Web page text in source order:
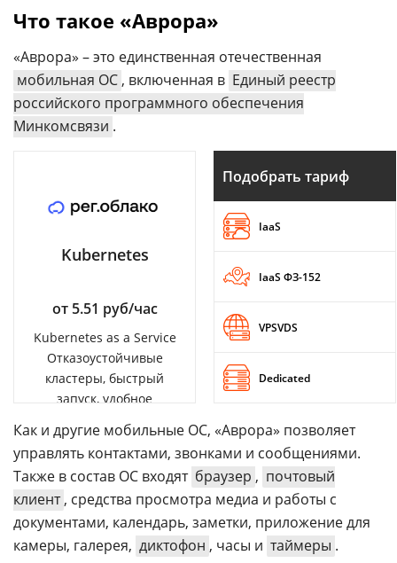
Что такое «Аврора»
«Аврора» – это единственная отечественная
мобильная ОС , включенная в Единый реестр
российского программного обеспечения
Минкомсвязи .
Kubernetes
от 5.51 руб/час
Kubernetes as a Service
Отказоустойчивые
кластеры, быстрый
запуск, удобное
Подобрать тариф
IaaS
IaaS ФЗ-152
VPSVDS
Dedicated
Как и другие мобильные ОС, «Аврора» позволяет
управлять контактами, звонками и сообщениями.
Также в состав ОС входят браузер , почтовый
клиент , средства просмотра медиа и работы с
документами, календарь, заметки, приложение для
камеры, галерея, диктофон , часы и таймеры .